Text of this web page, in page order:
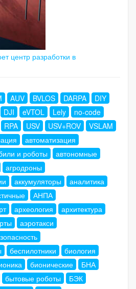
центр разработки в
AUV BVLOS DARPA
DIY
DJI eVTOL Lely
no-code
RPA USV USV+ROV
VSLAM
автоматизация
и роботы
автономные
агродроны
аккумуляторы
аналитика
АНПА
археология
архитектура
аэротакси
беспилотники
биология
бионические
БНА
бытовые роботы
БЭК